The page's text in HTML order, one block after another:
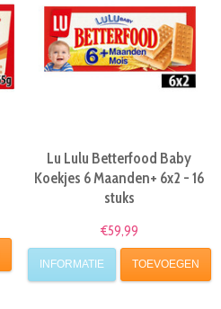
Lu Lulu Betterfood Baby
Koekjes 6 Maanden+ 6x2 - 16
stuks
€59,99
INFORMATIE TOEVOEGEN